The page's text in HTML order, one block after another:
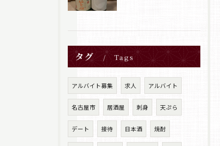
タグ Tags
アルバイト募集 求人 アルバイト
名古屋市 居酒屋 刺身 天ぷら
デート 接待 日本酒 焼酎